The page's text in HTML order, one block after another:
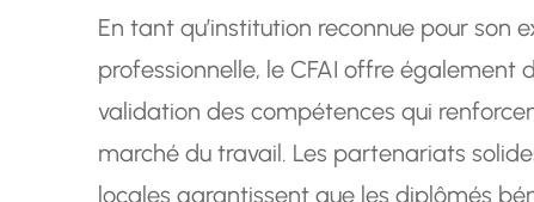
En tant qu’institution reconnue pour son
professionnelle, le CFAI offre
validation des compétences qui
marché du travail. Les partenariats
locales garantissent que les diplômés